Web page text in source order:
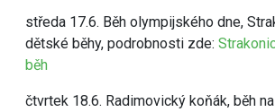
středa 17.6. Běh olympijského dne,
dětské běhy, podrobnosti zde:
běh
čtvrtek 18.6. Radimovický koňák, běh